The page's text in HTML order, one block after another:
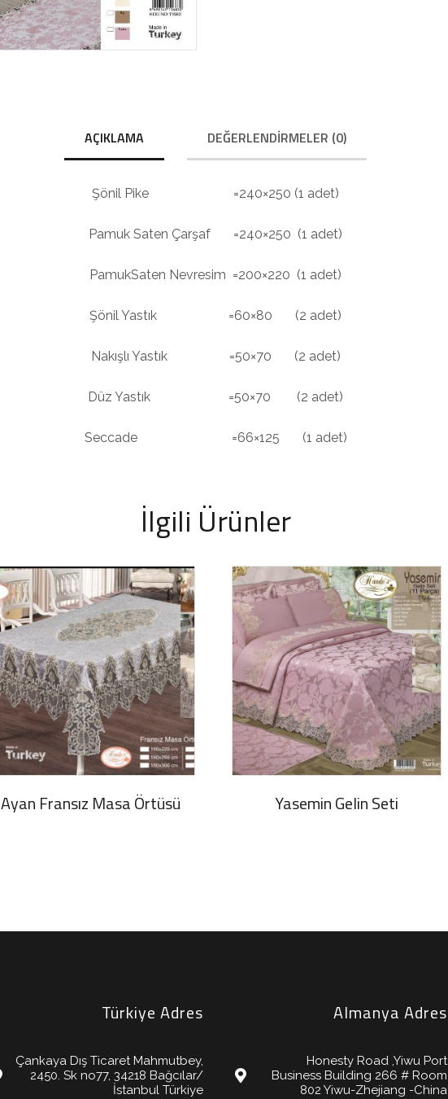
AÇIKLAMA DEĞERLENDIRMELER (0)
Şönil Pike =240×250 (1 adet)
Pamuk Saten Çarşaf =240×250 (1 adet)
PamukSaten Nevresim =200×220 (1 adet)
Şönil Yastık =60×80 (2 adet)
Nakışlı Yastık =50×70 (2 adet)
Düz Yastık =50×70 (2 adet)
Seccade =66×125 (1 adet)
İlgili Ürünler
Ayan Fransız Masa Örtüsü Yasemin Gelin Seti
Türkiye Adres
Çankaya Dış Ticaret Mahmutbey,
2450. Sk no77, 34218 Bağcılar/
İstanbul Türkiye
Almanya Adres
Honesty Road ,Yiwu Port
Business Building 266 # Room
802 Yiwu-Zhejiang -China